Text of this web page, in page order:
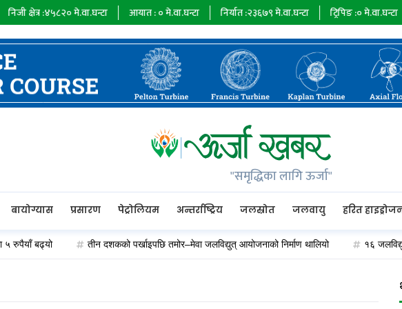
क्षेत्र :४५८२०मे.वा.घन्टा आयात :०मे.वा.घन्टा निर्यात :२३६७९मे.वा.घन्टा ट्रिपिङ :०मे.वा.घन्टा
"समृद्धिका लागि ऊर्जा"
बायोग्यास प्रसारण पेट्रोलियम अन्तर्राष्ट्रिय जलस्रोत जलवायु हरित
बढ्यो तीन दशकको पर्खाइपछि तमोर–मेवा जलविद्युत् आयोजनाको निर्माण थालियो १६ जलविद्युत्